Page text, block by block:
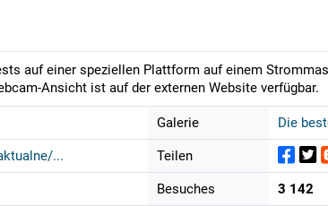
auf einer speziellen Plattform auf einem
Ansicht ist auf der externen Website verfügbar.
...
Galerie Die
Teilen
Besuches 3 142